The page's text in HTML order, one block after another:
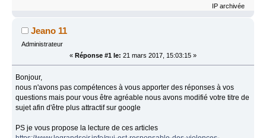
IP archivée
Jeano 11
Administrateur
« Réponse #1 le: 21 mars 2017, 15:03:15 »
Bonjour,
nous n'avons pas compétences à vous apporter des réponses à vos
questions mais pour vous être agréable nous avons modifié votre titre de
sujet afin d'être plus attractif sur google
PS je vous propose la lecture de ces articles